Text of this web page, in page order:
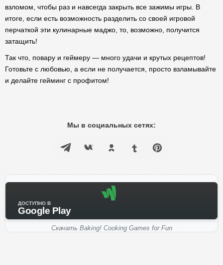
взломом, чтобы раз и навсегда закрыть все зажимы игры. В
итоге, если есть возможность разделить со своей игровой
перчаткой эти кулинарные маджо, то, возможно, получится
затащить!
Так что, повару и геймеру — много удачи и крутых рецептов!
Готовьте с любовью, а если не получается, просто взламывайте
и делайте гейминг с профитом!
Мы в социальных сетях:
ДОСТУПНО В
Google Play
Скачать Baking! Cooking Games for Fun